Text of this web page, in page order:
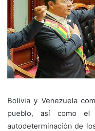
Bolivia y Venezuela
pueblo, así como
autodeterminación de